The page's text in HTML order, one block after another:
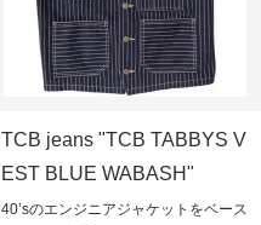
TCB jeans "TCB TABBYS V
EST BLUE WABASH"
40’sのエンジニアジャケットをベース